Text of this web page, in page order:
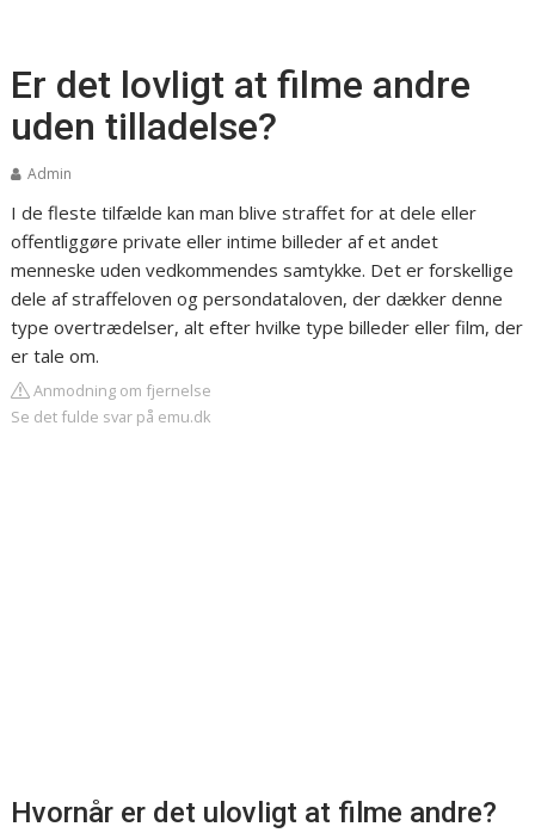
Er det lovligt at filme andre
uden tilladelse?
Admin
I de fleste tilfælde kan man blive straffet for at dele eller
offentliggøre private eller intime billeder af et andet
menneske uden vedkommendes samtykke. Det er forskellige
dele af straffeloven og persondataloven, der dækker denne
type overtrædelser, alt efter hvilke type billeder eller film, der
er tale om.
Anmodning om fjernelse
Se det fulde svar på emu.dk
Hvornår er det ulovligt at filme andre?